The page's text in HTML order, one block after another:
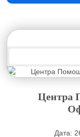
Центра
Дата: